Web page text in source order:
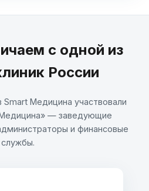
с одной из
России
Smart Медицина участвовали
— заведующие
и финансовые
службы.